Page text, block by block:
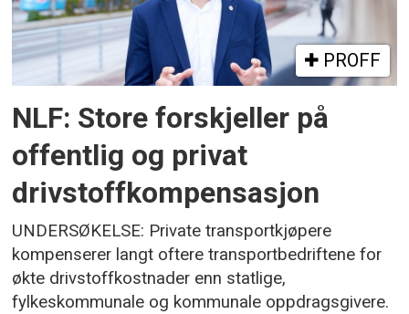
PROFF
NLF: Store forskjeller på
offentlig og privat
drivstoffkompensasjon
UNDERSØKELSE: Private transportkjøpere
kompenserer langt oftere transportbedriftene for
økte drivstoffkostnader enn statlige,
fylkeskommunale og kommunale oppdragsgivere.